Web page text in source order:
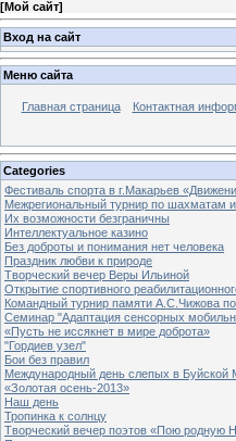
[Мой сайт]
Вход на сайт
Меню сайта
Главная страница Контактная
Categories
Фестиваль спорта в г.Макарьев
Межрегиональный турнир по
Их возможности безграничны
Интеллектуальное казино
Без доброты и понимания нет человека
Праздник любви к природе
Творческий вечер Веры Ильиной
Открытие спортивного
Командный турнир памяти А.С.Чижова
Семинар "Адаптация сенсорных
«Пусть не иссякнет в мире доброта»
"Гордиев узел"
Бои без правил
Международный день слепых в
«Золотая осень-2013»
Наш день
Тропинка к солнцу
Творческий вечер поэтов «Пою родную